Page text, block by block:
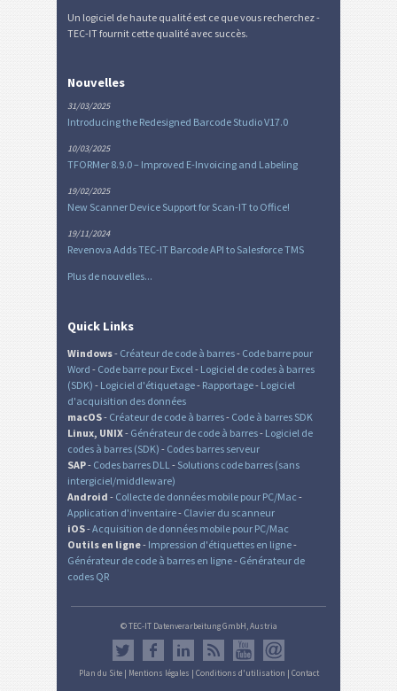
Un logiciel de haute qualité est ce que vous recherchez -
TEC-IT fournit cette qualité avec succès.
Nouvelles
31/03/2025
Introducing the Redesigned Barcode Studio V17.0
10/03/2025
TFORMer 8.9.0 – Improved E-Invoicing and Labeling
19/02/2025
New Scanner Device Support for Scan-IT to Office!
19/11/2024
Revenova Adds TEC-IT Barcode API to Salesforce TMS
Plus de nouvelles...
Quick Links
Windows- Créateur de code à barres- Code barre pour
Word - Code barre pour Excel - Logiciel de codes à barres
(SDK) - Logiciel d'étiquetage- Rapportage- Logiciel
d'acquisition des données
macOS- Créateur de code à barres- Code à barres SDK
Linux, UNIX- Générateur de code à barres- Logiciel de
codes à barres (SDK) - Codes barres serveur
SAP- Codes barres DLL - Solutions code barres (sans
intergiciel/middleware)
Android - Collecte de données mobile pour PC/Mac -
Application d'inventaire- Clavier du scanneur
iOS-Acquisition de données mobile pour PC/Mac
Outils en ligne- Impression d'étiquettes en ligne-
Générateur de code à barres en ligne- Générateur de
codes QR
© TEC-IT Datenverarbeitung GmbH, Austria
Plan du Site| Mentions légales | Conditions d'utilisation | Contact